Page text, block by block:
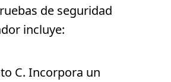
de seguridad
incluye:
C. Incorpora un